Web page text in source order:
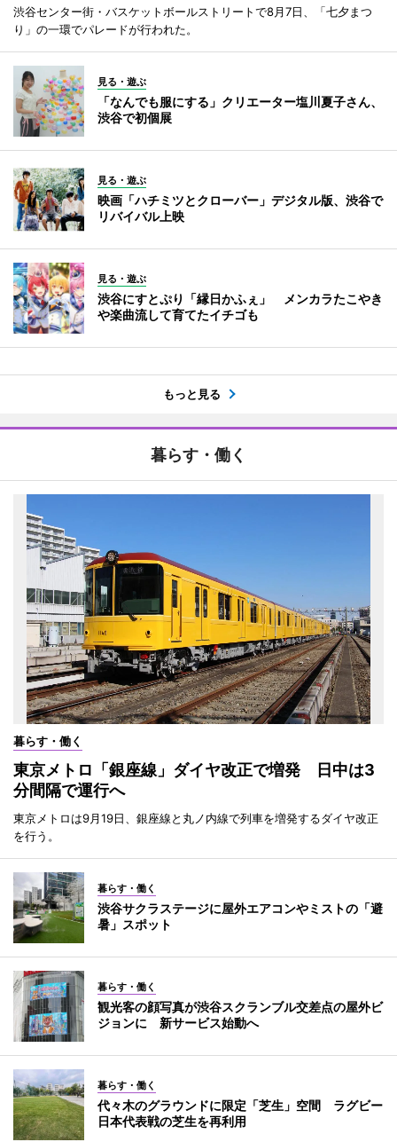
渋谷センター街・バスケットボールストリートで8月7日、「七夕まつ
り」の一環でパレードが行われた。
見る・遊ぶ
「なんでも服にする」クリエーター塩川夏子さん、
渋谷で初個展
見る・遊ぶ
映画「ハチミツとクローバー」デジタル版、渋谷で
リバイバル上映
見る・遊ぶ
渋谷にすとぷり「縁日かふぇ」 メンカラたこやき
や楽曲流して育てたイチゴも
もっと見る
暮らす・働く
暮らす・働く
東京メトロ「銀座線」ダイヤ改正で増発 日中は3
分間隔で運行へ
東京メトロは9月19日、銀座線と丸ノ内線で列車を増発するダイヤ改正
を行う。
暮らす・働く
渋谷サクラステージに屋外エアコンやミストの「避
暑」スポット
暮らす・働く
観光客の顔写真が渋谷スクランブル交差点の屋外ビ
ジョンに 新サービス始動へ
暮らす・働く
代々木のグラウンドに限定「芝生」空間 ラグビー
日本代表戦の芝生を再利用